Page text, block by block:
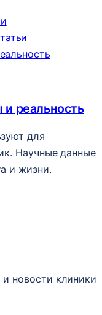
реальность
для
Научные данные
и жизни.
новости клиники